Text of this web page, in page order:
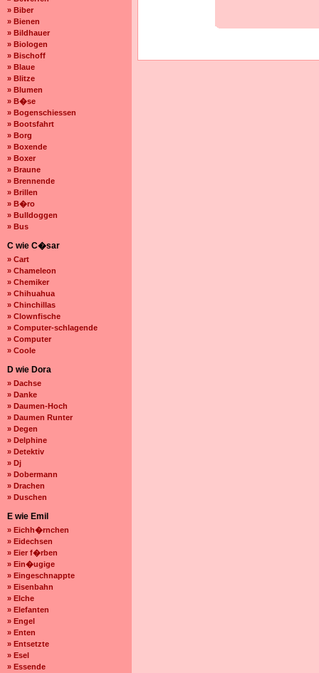
» Biber
» Bienen
» Bildhauer
» Biologen
» Bischoff
» Blaue
» Blitze
» Blumen
» B�se
» Bogenschiessen
» Bootsfahrt
» Borg
» Boxende
» Boxer
» Braune
» Brennende
» Brillen
» B�ro
» Bulldoggen
» Bus
C wie C�sar
» Cart
» Chameleon
» Chemiker
» Chihuahua
» Chinchillas
» Clownfische
» Computer-schlagende
» Computer
» Coole
D wie Dora
» Dachse
» Danke
» Daumen-Hoch
» Daumen Runter
» Degen
» Delphine
» Detektiv
» Dj
» Dobermann
» Drachen
» Duschen
E wie Emil
» Eichh�rnchen
» Eidechsen
» Eier f�rben
» Ein�ugige
» Eingeschnappte
» Eisenbahn
» Elche
» Elefanten
» Engel
» Enten
» Entsetzte
» Esel
» Essende